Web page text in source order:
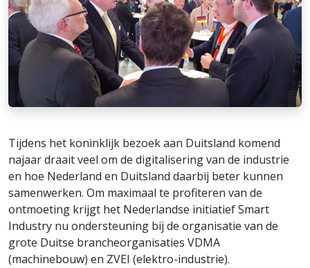
Tijdens het koninklijk bezoek aan Duitsland komend
najaar draait veel om de digitalisering van de industrie
en hoe Nederland en Duitsland daarbij beter kunnen
samenwerken. Om maximaal te profiteren van de
ontmoeting krijgt het Nederlandse initiatief Smart
Industry nu ondersteuning bij de organisatie van de
grote Duitse brancheorganisaties VDMA
(machinebouw) en ZVEI (elektro-industrie).